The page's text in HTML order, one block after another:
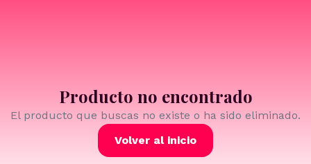
Producto no encontrado
El producto que buscas no existe o ha sido eliminado.
Volver al inicio